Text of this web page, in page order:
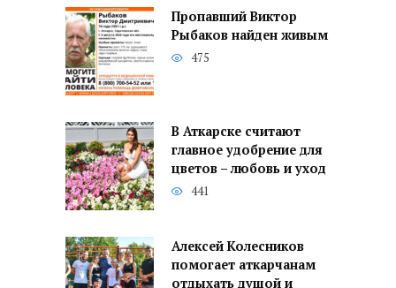
Пропавший Виктор
Рыбаков найден живым
475
В Аткарске считают
главное удобрение для
цветов – любовь и уход
441
Алексей Колесников
помогает аткарчанам
отдыхать душой и